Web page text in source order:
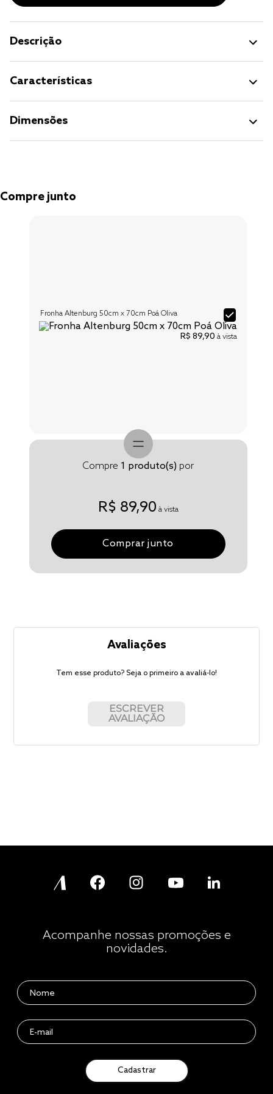
Descrição
Características
Dimensões
Compre junto
Fronha Altenburg 50cm x 70cm Poá Oliva
R$ 89,90 à vista
Compre 1 produto(s) por
R$ 89,90 à vista
Comprar junto
Avaliações
Tem esse produto? Seja o primeiro a avaliá-lo!
ESCREVER
AVALIAÇÃO
Acompanhe nossas promoções e
novidades.
Cadastrar